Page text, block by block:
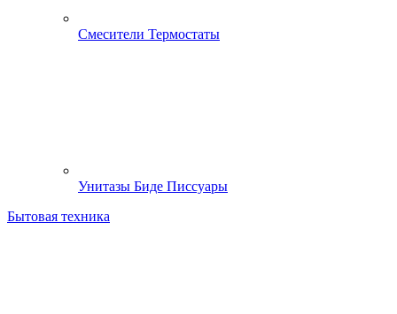
Смесители Термостаты
Унитазы Биде Писсуары
Бытовая техника